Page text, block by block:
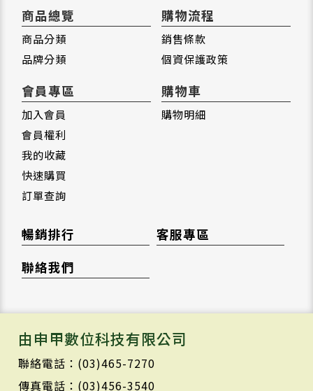
商品總覽
商品分類
品牌分類
購物流程
銷售條款
個資保護政策
會員專區
加入會員
會員權利
我的收藏
快速購買
訂單查詢
購物車
購物明細
暢銷排行
客服專區
聯絡我們
由申甲數位科技有限公司
聯絡電話：(03)465-7270
傳真電話：(03)456-3540